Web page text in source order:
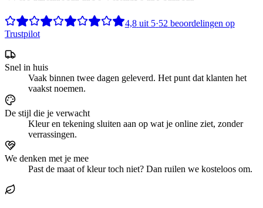
4,8 uit5·52 beoordelingen op
Trustpilot
Snel in huis
Vaak binnen twee dagen geleverd. Het punt dat klanten het
vaakst noemen.
De stijl die je verwacht
Kleur en tekening sluiten aan op wat je online ziet, zonder
verrassingen.
We denken met je mee
Past de maat of kleur toch niet? Dan ruilen we kosteloos om.